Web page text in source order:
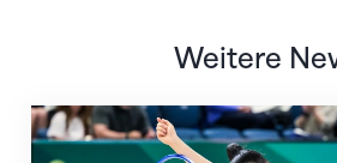
Weitere
Nächster Halt: